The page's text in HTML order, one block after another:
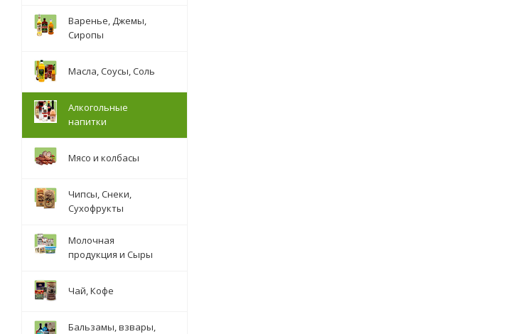
Варенье, Джемы,
Сиропы
Масла, Соусы, Соль
Алкогольные
напитки
Мясо и колбасы
Чипсы, Снеки,
Сухофрукты
Молочная
продукция и Сыры
Чай, Кофе
Бальзамы, взвары,